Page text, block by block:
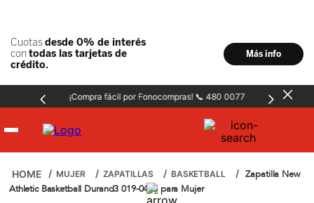
¡Compra fácil por Fonocompras! 📞 480 0077
Hombre
MUJER ZAPATILLAS BASKETBALL
Zapatilla New
Athletic Basketball Durand3 019-0425 para Mujer